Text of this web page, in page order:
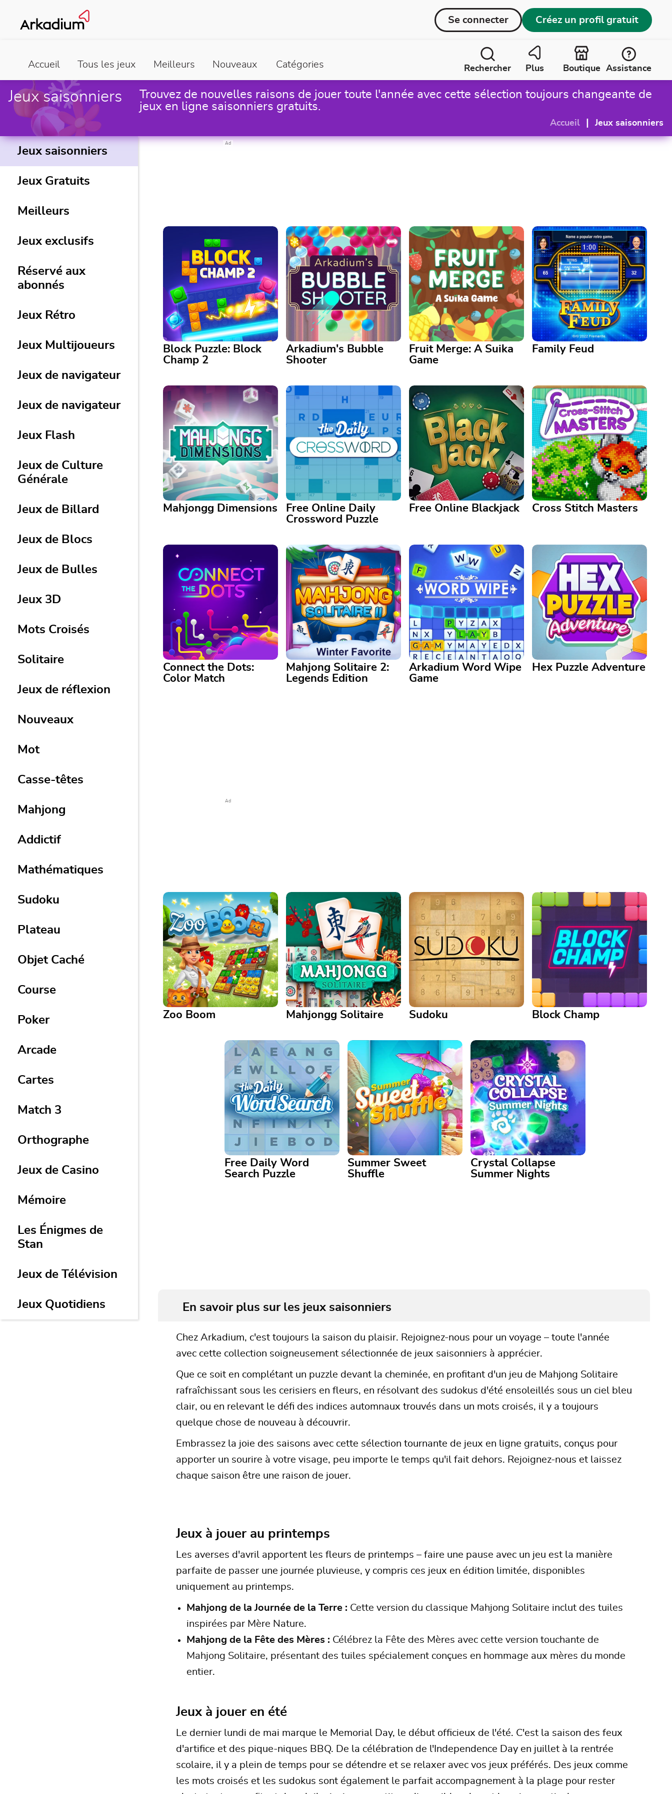
Se connecter Créez un profil gratuit
Accueil Tous les jeux Meilleurs Nouveaux Catégories Rechercher Plus Boutique Assistance
Jeux saisonniers
Trouvez de nouvelles raisons de jouer toute l'année avec cette sélection toujours changeante de
jeux en ligne saisonniers gratuits.
Accueil Jeux saisonniers
Jeux saisonniers
Jeux Gratuits
Meilleurs
Jeux exclusifs
Réservé aux
abonnés
Jeux Rétro
Jeux Multijoueurs
Jeux de navigateur
Jeux de navigateur
Jeux Flash
Jeux de Culture
Générale
Jeux de Billard
Jeux de Blocs
Jeux de Bulles
Jeux 3D
Mots Croisés
Solitaire
Jeux de réflexion
Nouveaux
Mot
Casse-têtes
Mahjong
Addictif
Mathématiques
Sudoku
Plateau
Objet Caché
Course
Poker
Arcade
Cartes
Match 3
Orthographe
Jeux de Casino
Mémoire
Les Énigmes de
Stan
Jeux de Télévision
Jeux Quotidiens
Ad
Block Puzzle: Block
Champ 2
Block Puzzle: Block Champ 2
Association stratégique de
blocs avec de nouvelles astuces
et défis quotidiens
Arkadium's Bubble
Shooter
Associez des bulles pour les
faire éclater dans ce jeu
lumineux et coloré.
Fruit Merge: A Suika
Game
Fruit Merge: A Suika Game
Rapide ou lent, quelle taille
atteindra votre fruit dans ce jeu
de puzzle de fusion amusant ?
Family Feud
Family Feud
Il est temps de jouer au Feud !
Profitez de ce jeu officiel Family
Feud gratuitement.
Mahjongg Dimensions
Faites pivoter le cube pour
trouver et éliminer les tuiles
Mahjong correspondantes !
Free Online Daily
Crossword Puzzle
Puzzle
Un mot croisé par jour est bon
pour le cerveau. Revenez
chaque jour !
Free Online Blackjack
Free Online Blackjack
Jouez à ce classique des
casinos à votre guise.
Cross Stitch Masters
Détendez-vous et brodez de
magnifiques motifs—aucun fil
nécessaire
Connect the Dots:
Color Match
Mahjong Solitaire 2:
Legends Edition
Arkadium Word Wipe
Game
Hex Puzzle Adventure
Ad
Zoo Boom
Associez des créatures colorées
dans ce jeu de puzzle amusant
Mahjongg Solitaire
Mahjongg Solitaire
Vous aimez le mahjong ? Vous
aimez le solitaire ? Ce jeu
populaire combine les deux !
Sudoku
Sudoku
Jouez à ce jeu de puzzle
classique gratuitement, sans
crayon ni papier !
Block Champ
Block Champ
Dégagez les tuiles avant que la
grille ne soit remplie !
Free Daily Word
Search Puzzle
Summer Sweet
Shuffle
Crystal Collapse
Summer Nights
En savoir plus sur les jeux saisonniers
Chez Arkadium, c'est toujours la saison du plaisir. Rejoignez-nous pour un voyage – toute l'année
avec cette collection soigneusement sélectionnée de jeux saisonniers à apprécier.
Que ce soit en complétant un puzzle devant la cheminée, en profitant d'un jeu de Mahjong Solitaire
rafraîchissant sous les cerisiers en fleurs, en résolvant des sudokus d'été ensoleillés sous un ciel bleu
clair, ou en relevant le défi des indices automnaux trouvés dans un mots croisés, il y a toujours
quelque chose de nouveau à découvrir.
Embrassez la joie des saisons avec cette sélection tournante de jeux en ligne gratuits, conçus pour
apporter un sourire à votre visage, peu importe le temps qu'il fait dehors. Rejoignez-nous et laissez
chaque saison être une raison de jouer.
Jeux à jouer au printemps
Les averses d'avril apportent les fleurs de printemps – faire une pause avec un jeu est la manière
parfaite de passer une journée pluvieuse, y compris ces jeux en édition limitée, disponibles
uniquement au printemps.
Mahjong de la Journée de la Terre : Cette version du classique Mahjong Solitaire inclut des tuiles
inspirées par Mère Nature.
Mahjong de la Fête des Mères : Célébrez la Fête des Mères avec cette version touchante de
Mahjong Solitaire, présentant des tuiles spécialement conçues en hommage aux mères du monde
entier.
Jeux à jouer en été
Le dernier lundi de mai marque le Memorial Day, le début officieux de l'été. C'est la saison des feux
d'artifice et des pique-niques BBQ. De la célébration de l'Independence Day en juillet à la rentrée
scolaire, il y a plein de temps pour se détendre et se relaxer avec vos jeux préférés. Des jeux comme
les mots croisés et les sudokus sont également le parfait accompagnement à la plage pour rester